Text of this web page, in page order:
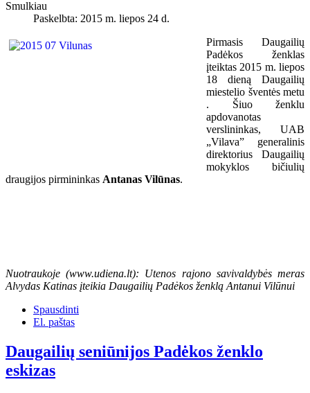
Smulkiau
Paskelbta: 2015 m. liepos 24 d.
Pirmasis Daugailių
Padėkos ženklas
įteiktas 2015 m. liepos
18 dieną Daugailių
miestelio šventės metu
. Šiuo ženklu
apdovanotas
verslininkas, UAB
„Vilava” generalinis
direktorius Daugailių
mokyklos bičiulių
draugijos pirmininkas Antanas Vilūnas.
Nuotraukoje (www.udiena.lt): Utenos rajono savivaldybės meras
Alvydas Katinas įteikia Daugailių Padėkos ženklą Antanui Vilūnui
Spausdinti
El. paštas
Daugailių seniūnijos Padėkos ženklo
eskizas